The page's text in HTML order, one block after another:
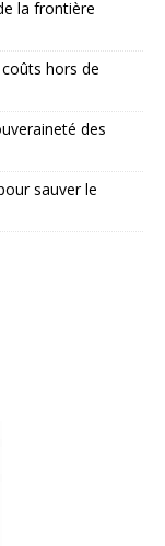
la frontière
hors de
des
sauver le